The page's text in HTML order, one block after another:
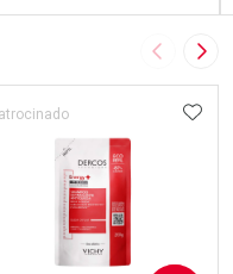
Menos
Imagem
AOS FAVORITOS